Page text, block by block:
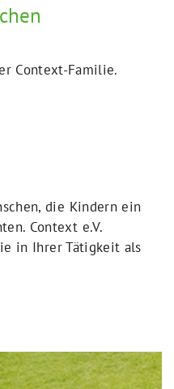
Context-Familie.
die Kindern ein
Context e.V.
in Ihrer Tätigkeit als